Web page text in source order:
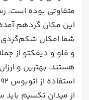
متفاوتی بوده است.
این مکان گردهم
شما امکان
و فلو و دیفکتو از
هستند. بهترین و
از میدان تکسیم باید